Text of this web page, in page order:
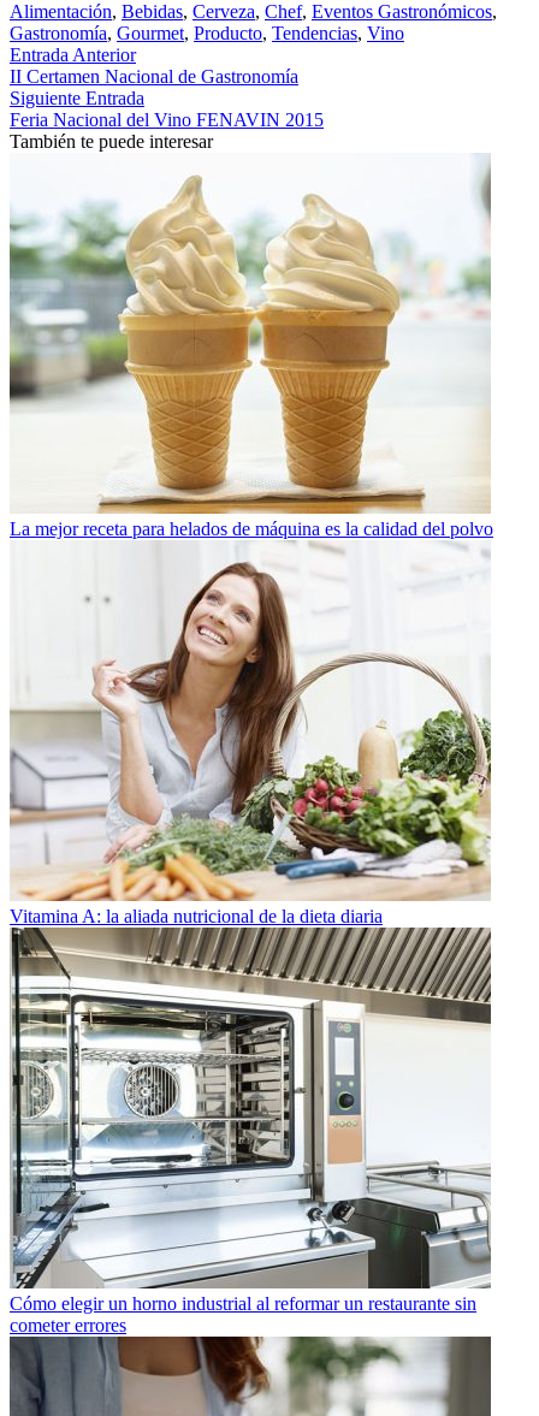
Alimentación, Bebidas, Cerveza, Chef, Eventos Gastronómicos,
Gastronomía, Gourmet, Producto, Tendencias, Vino
Entrada Anterior
II Certamen Nacional de Gastronomía
Siguiente Entrada
Feria Nacional del Vino FENAVIN 2015
También te puede interesar
La mejor receta para helados de máquina es la calidad del polvo
Vitamina A: la aliada nutricional de la dieta diaria
Cómo elegir un horno industrial al reformar un restaurante sin
cometer errores